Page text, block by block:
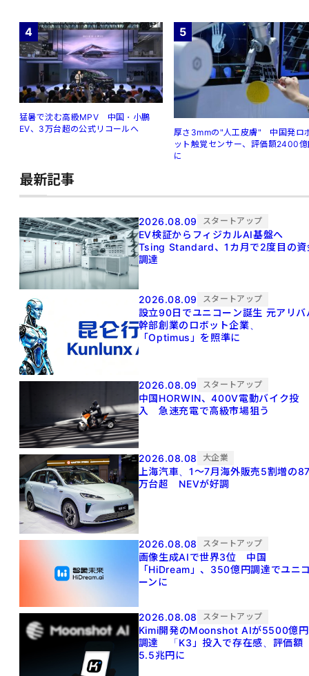
4
猛暑で沈む高級MPV 中国・小鵬
EV、3万台超の公式リコールへ
5
厚さ3mmの"人工皮膚" 中国発ロ
ット触覚センサー、評価額2400
に
最新記事
2026.08.09 スタートアップ
EV検証からフィジカルAI基盤へ
Tsing Standard、1カ月で2度目の資
調達
2026.08.09 スタートアップ
設立90日でユニコーン誕生 元アリババ
幹部創業のロボット企業、
「Optimus」を照準に
2026.08.09 スタートアップ
中国HORWIN、400V電動バイク投
入 急速充電で高級市場狙う
2026.08.08 大企業
上海汽車、1～7月海外販売5割増の
万台超 NEVが好調
2026.08.08 スタートアップ
画像生成AIで世界3位 中国
「HiDream」、350億円調達でユニ
ーンに
2026.08.08 スタートアップ
Kimi開発のMoonshot AIが5500億円
調達 「K3」投入で存在感、評価額
5.5兆円に